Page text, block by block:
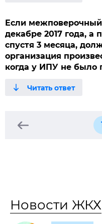
Если
декабре 2017 года, а
спустя 3 месяца,
организация
когда у ИПУ не было
Новости ЖКХ